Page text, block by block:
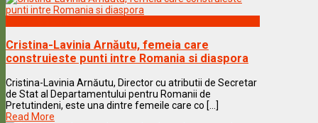
Cristina-Lavinia Arnăutu, femeia care
construieste punti intre Romania si diaspora
Cristina-Lavinia Arnăutu, Director cu atributii de Secretar
de Stat al Departamentului pentru Romanii de
Pretutindeni, este una dintre femeile care co [...]
Read More